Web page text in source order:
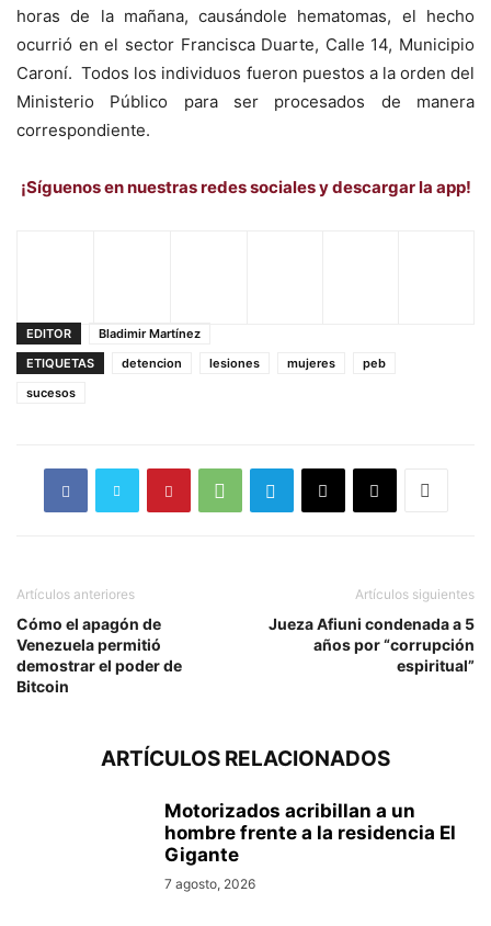
horas de la mañana, causándole hematomas, el hecho
ocurrió en el sector Francisca Duarte, Calle 14, Municipio
Caroní. Todos los individuos fueron puestos a la orden del
Ministerio Público para ser procesados de manera
correspondiente.
¡Síguenos en nuestras redes sociales y descargar la app!
EDITOR
Bladimir Martínez
ETIQUETAS
detencion lesiones mujeres
peb
sucesos
Artículos anteriores
Cómo el apagón de
Venezuela permitió
demostrar el poder de
Bitcoin
Artículos siguientes
Jueza Afiuni condenada a 5
años por “corrupción
espiritual”
ARTÍCULOS RELACIONADOS
Motorizados acribillan a un
hombre frente a la residencia El
Gigante
7 agosto, 2026